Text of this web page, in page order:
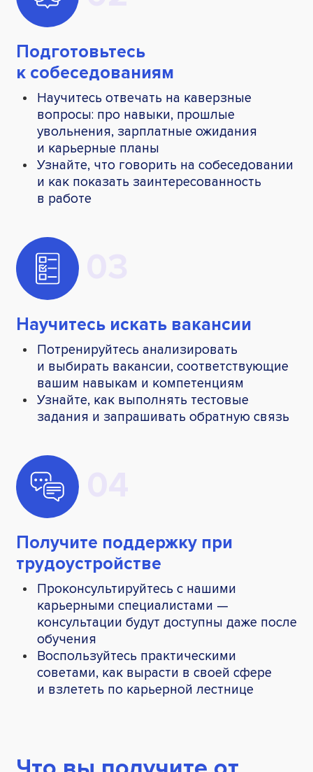
Подготовьтесь
к собеседованиям
Научитесь отвечать на каверзные
вопросы: про навыки, прошлые
увольнения, зарплатные ожидания
и карьерные планы
Узнайте, что говорить на собеседовании
и как показать заинтересованность
в работе
Научитесь искать вакансии
Потренируйтесь анализировать
и выбирать вакансии, соответствующие
вашим навыкам и компетенциям
Узнайте, как выполнять тестовые
задания и запрашивать обратную связь
Получите поддержку при
трудоустройстве
Проконсультируйтесь с нашими
карьерными специалистами —
консультации будут доступны даже после
обучения
Воспользуйтесь практическими
советами, как вырасти в своей сфере
и взлететь по карьерной лестнице